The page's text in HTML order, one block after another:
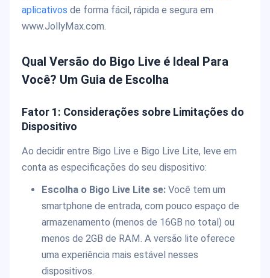
aplicativos de forma fácil, rápida e segura em
www.JollyMax.com.
Qual Versão do Bigo Live é Ideal Para
Você? Um Guia de Escolha
Fator 1: Considerações sobre Limitações do
Dispositivo
Ao decidir entre Bigo Live e Bigo Live Lite, leve em
conta as especificações do seu dispositivo:
Escolha o Bigo Live Lite se:Você tem um
smartphone de entrada, com pouco espaço de
armazenamento (menos de 16GB no total) ou
menos de 2GB de RAM. A versão lite oferece
uma experiência mais estável nesses
dispositivos.